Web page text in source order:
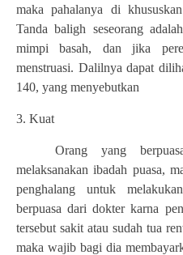
maka pahalanya di
Tanda baligh seseorang
mimpi basah, dan jika
menstruasi. Dalilnya dapat
140, yang menyebutkan
3. Kuat
Orang yang
melaksanakan ibadah puasa,
penghalang untuk
berpuasa dari dokter karna
tersebut sakit atau sudah tua
maka wajib bagi dia